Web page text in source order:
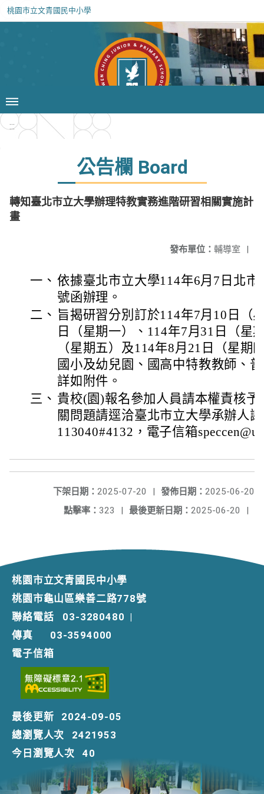
桃園市立文青國民中小學
:::
公告欄 Board
轉知臺北市立大學辦理特教實務進階研習相關實施計
畫
發布單位： 輔導室 |
一、 依據臺北市立大學114年6月7日北市
號函辦理。
二、 旨揭研習分別訂於114年7月10日（
日（星期一）、114年7月31日（星
（星期五）及114年8月21日（星期
國小及幼兒園、國高中特教教師、
詳如附件。
三、 貴校(園)報名參加人員請本權責核
關問題請逕洽臺北市立大學承辦人
113040#4132，電子信箱
發佈日期： 2025-06-20
下架日期： 2025-07-20
|
最後更新日期： 2025-06-20 |
點擊率： 323 |
桃園市立文青國民中小學
桃園市龜山區樂善二路778號
聯絡電話
03-3280480 |
傳真
03-3594000
電子信箱
最後更新
2024-09-05
總瀏覽人次
2421953
今日瀏覽人次
40